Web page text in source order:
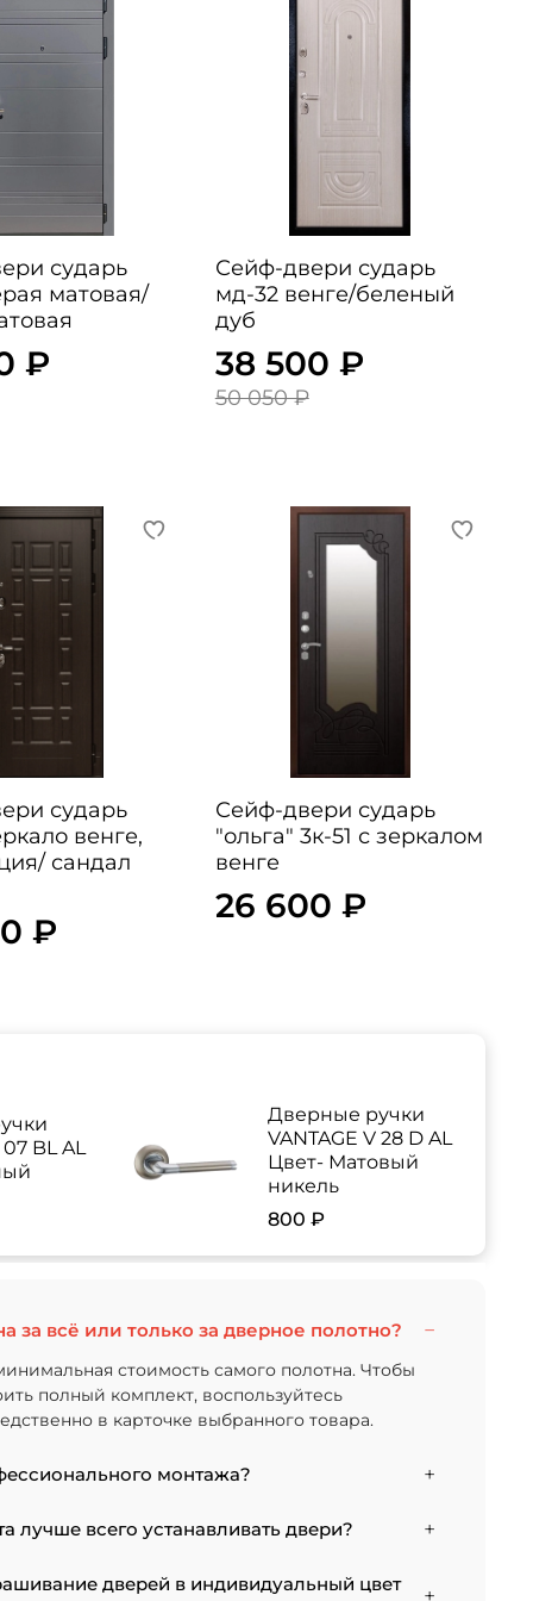
сударь
матовая/
₽
Сейф-двери сударь
мд-32 венге/беленый
дуб
38 500 ₽
50 050 ₽
сударь
венге,
сандал
₽
Сейф-двери сударь
"ольга" 3к-51 с зеркалом
венге
26 600 ₽
BL AL
Дверные ручки
VANTAGE V 28 D AL
Цвет- Матовый
никель
800 ₽
за всё или только за дверное полотно?
стоимость самого полотна. Чтобы
полный комплект, воспользуйтесь
в карточке выбранного товара.
монтажа?
стандартной двери с покрытием
лучше всего устанавливать двери?
из-за изменения уровня пола полотно
дверей в индивидуальный цвет